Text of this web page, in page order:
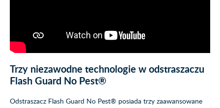
Trzy niezawodne technologie w odstraszaczu
Flash Guard No Pest®
Odstraszacz Flash Guard No Pest® posiada trzy zaawansowane